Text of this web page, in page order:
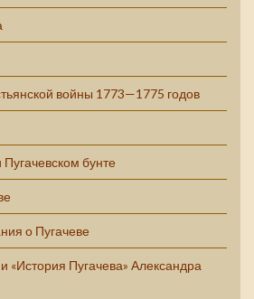
войны 1773—1775 годов
бунте
о Пугачеве
«История Пугачева» Александра